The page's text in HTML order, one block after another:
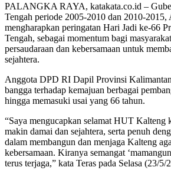
PALANGKA RAYA, katakata.co.id –
Tengah periode 2005-2010 dan 2010-2015,
mengharapkan peringatan Hari Jadi ke-66
Tengah, sebagai momentum bagi
persaudaraan dan kebersamaan untuk
sejahtera.
Anggota DPD RI Dapil Provinsi
bangga terhadap kemajuan berbagai
hingga memasuki usai yang 66 tahun.
“Saya mengucapkan selamat HUT Kalteng
makin damai dan sejahtera, serta penuh
dalam membangun dan menjaga Kalteng
kebersamaan. Kiranya semangat
terus terjaga,” kata Teras pada Selasa (23/5/